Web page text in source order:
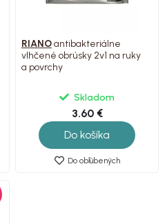
RIANOantibakteriálne
vlhčené obrúsky 2v1 na ruky
a povrchy
Skladom
3.60 €
Do košíka
Do obľúbených